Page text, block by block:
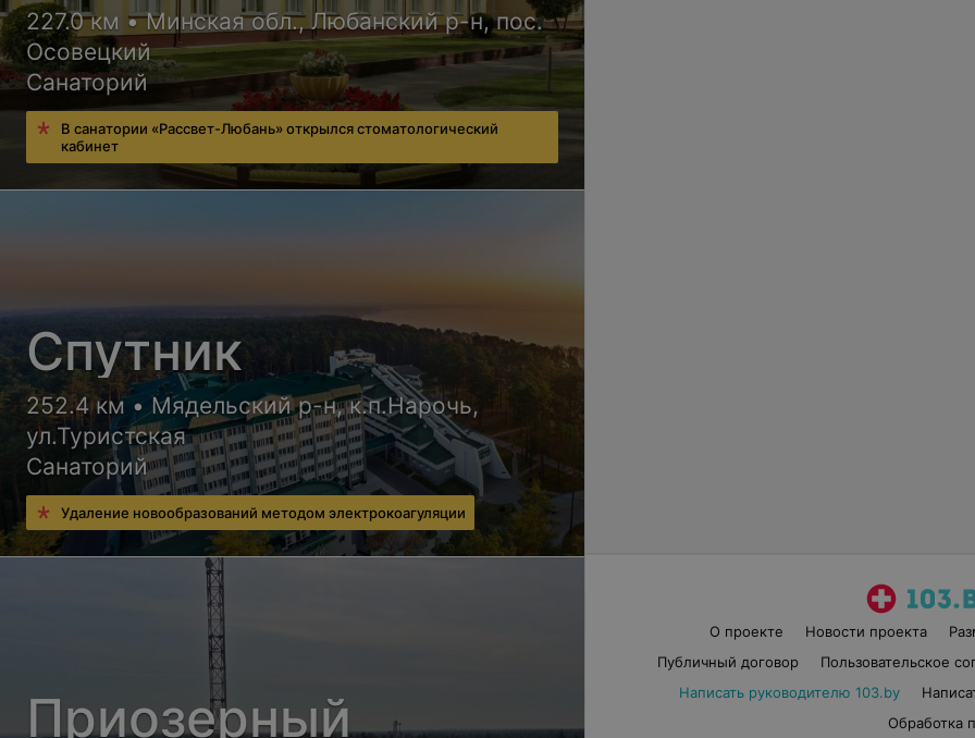
О проекте Новости проекта
Публичный договор
Пользовательское
Написать руководителю 103.by
Обработка
227.0 км • Минская обл., Любанский р-н, пос.
Осовецкий
Санаторий
В санатории «Рассвет-Любань» открылся стоматологический
кабинет
Спутник
252.4 км • Мядельский р-н, к.п.Нарочь,
ул.Туристская
Санаторий
Удаление новообразований методом электрокоагуляции
Приозерный